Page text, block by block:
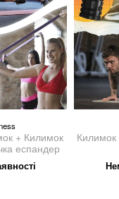
+ Килимок
еспандер